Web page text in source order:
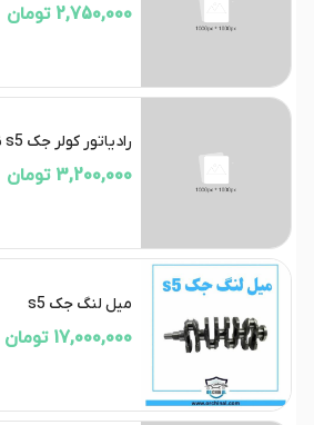
2,750,000 تومان
رادیاتور کولر جک s5 نیو
3,200,000 تومان
میل لنگ جک s5
17,000,000 تومان